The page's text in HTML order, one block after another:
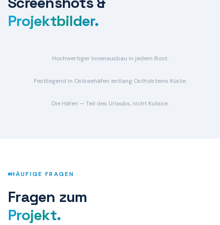
Projektbilder.
Hochwertiger Innenausbau in jedem Boot.
Festliegend in Ostseehäfen entlang Ostholsteins Küste.
Die Häfen — Teil des Urlaubs, nicht Kulisse.
HÄUFIGE FRAGEN
Fragen zum
Projekt.